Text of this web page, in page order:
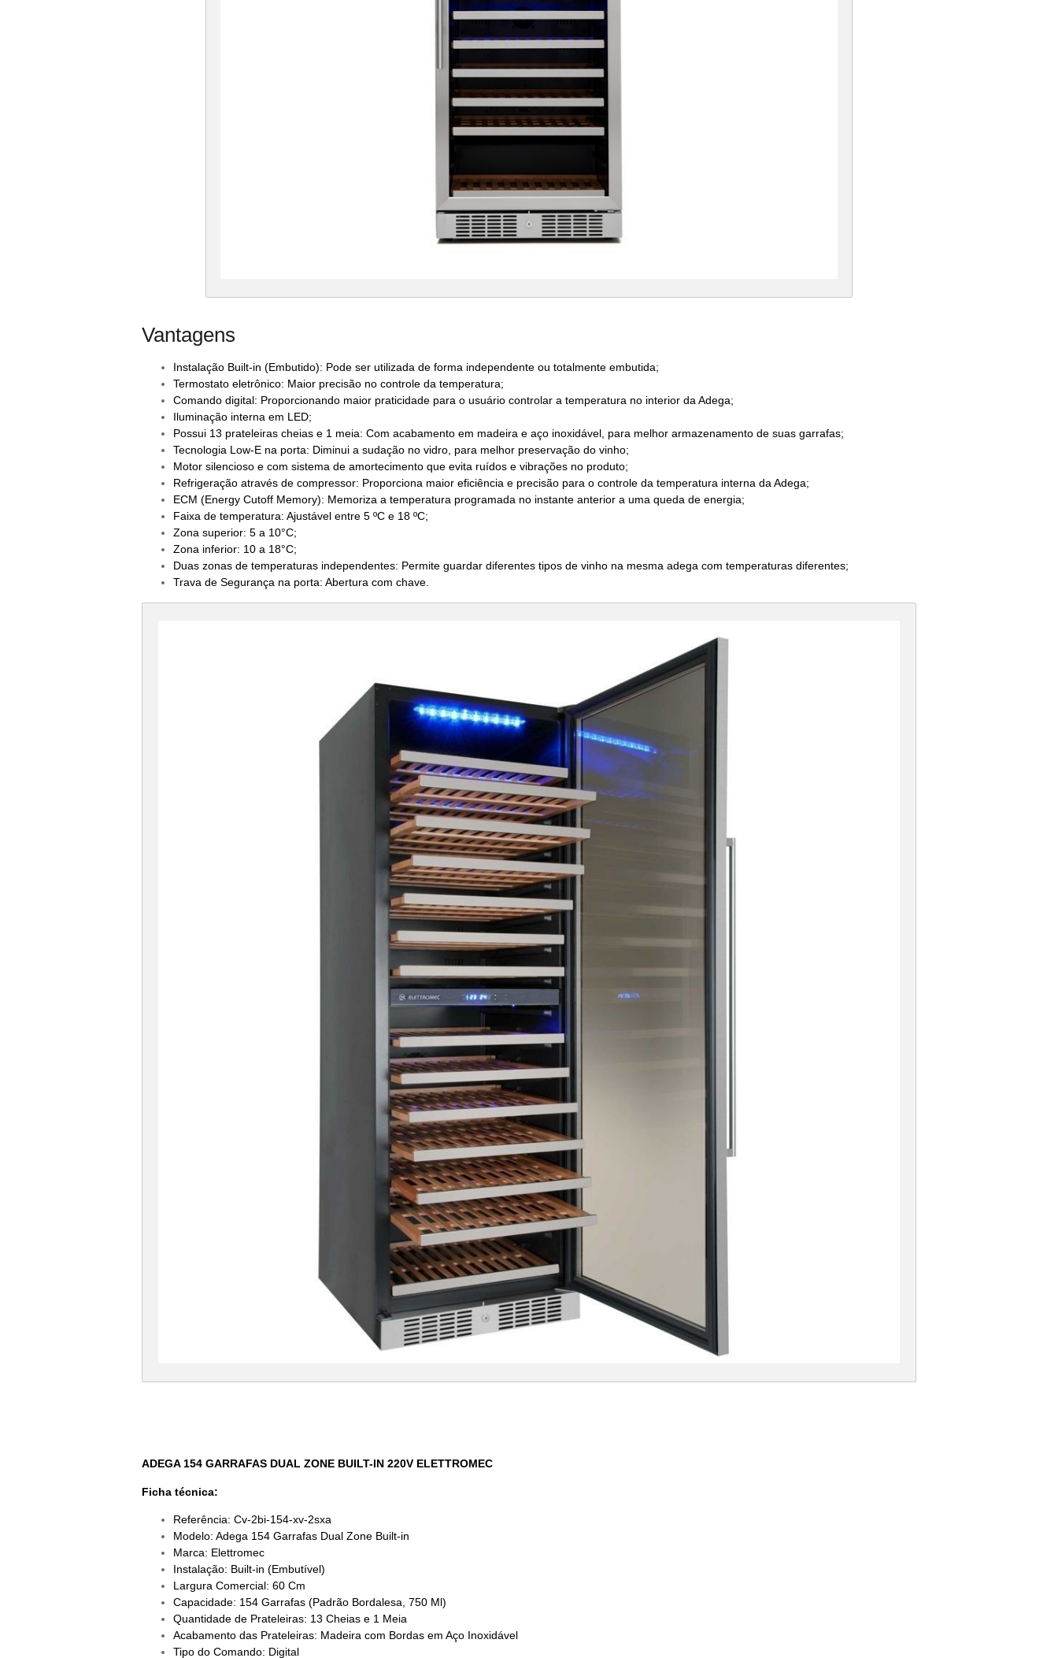
Vantagens
Instalação Built-in (Embutido): Pode ser utilizada de forma independente ou totalmente embutida;
Termostato eletrônico: Maior precisão no controle da temperatura;
Comando digital: Proporcionando maior praticidade para o usuário controlar a temperatura no interior da Adega;
Iluminação interna em LED;
Possui 13 prateleiras cheias e 1 meia: Com acabamento em madeira e aço inoxidável, para melhor armazenamento de suas garrafas;
Tecnologia Low-E na porta: Diminui a sudação no vidro, para melhor preservação do vinho;
Motor silencioso e com sistema de amortecimento que evita ruídos e vibrações no produto;
Refrigeração através de compressor: Proporciona maior eficiência e precisão para o controle da temperatura interna da Adega;
ECM (Energy Cutoff Memory): Memoriza a temperatura programada no instante anterior a uma queda de energia;
Faixa de temperatura: Ajustável entre 5 ºC e 18 ºC;
Zona superior: 5 a 10°C;
Zona inferior: 10 a 18°C;
Duas zonas de temperaturas independentes: Permite guardar diferentes tipos de vinho na mesma adega com temperaturas diferentes;
Trava de Segurança na porta: Abertura com chave.
ADEGA 154 GARRAFAS DUAL ZONE BUILT-IN 220V ELETTROMEC
Ficha técnica:
Referência: Cv-2bi-154-xv-2sxa
Modelo: Adega 154 Garrafas Dual Zone Built-in
Marca: Elettromec
Instalação: Built-in (Embutível)
Largura Comercial: 60 Cm
Capacidade: 154 Garrafas (Padrão Bordalesa, 750 Ml)
Quantidade de Prateleiras: 13 Cheias e 1 Meia
Acabamento das Prateleiras: Madeira com Bordas em Aço Inoxidável
Tipo do Comando: Digital